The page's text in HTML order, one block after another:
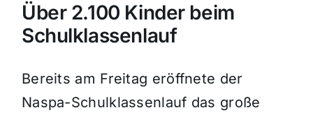
Über 2.100 Kinder beim
Schulklassenlauf
Bereits am Freitag eröffnete der
Naspa-Schulklassenlauf das große